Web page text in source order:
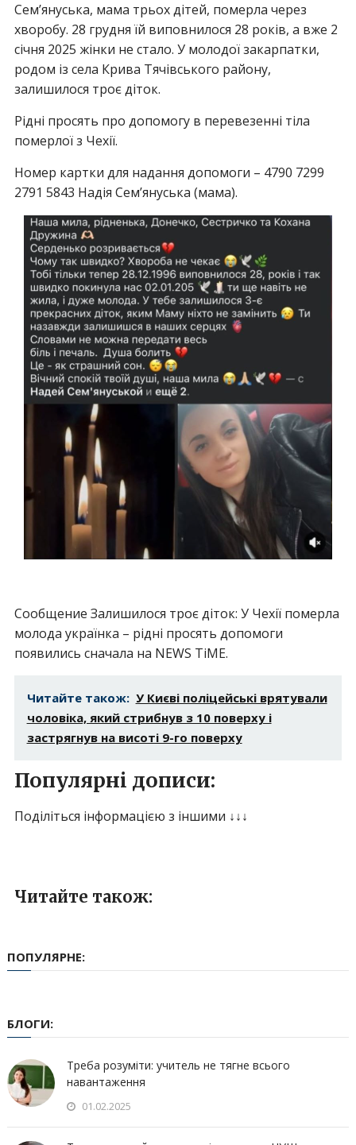
Семʼянуська, мама трьох дітей, померла через
хворобу. 28 грудня їй виповнилося 28 років, а вже 2
січня 2025 жінки не стало. У молодої закарпатки,
родом із села Крива Тячівського району,
залишилося троє діток.
Рідні просять про допомогу в перевезенні тіла
померлої з Чехії.
Номер картки для надання допомоги – 4790 7299
2791 5843 Надія Семʼянуська (мама).
Сообщение Залишилося троє діток: У Чехії померла
молода українка – рідні просять допомоги
появились сначала на NEWS TiME.
Читайте також: У Києві поліцейські врятували
чоловіка, який стрибнув з 10 поверху і
застрягнув на висоті 9-го поверху
Популярні дописи:
Поділіться інформацією з іншими ↓↓↓
Читайте також:
ПОПУЛЯРНЕ:
БЛОГИ:
Треба розуміти: учитель не тягне всього
навантаження
01.02.2025